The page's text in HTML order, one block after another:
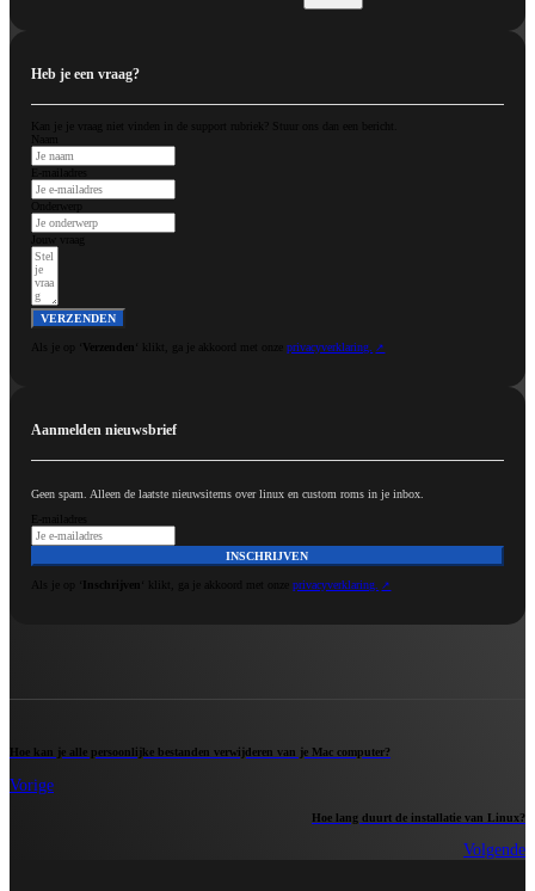
Heb je een vraag?
Kan je je vraag niet vinden in de support rubriek? Stuur ons dan een bericht.
Naam
E-mailadres
Jouw vraag
VERZENDEN
Als je op ‘ Verzenden ‘ klikt, ga je akkoord met onzeprivacyverklaring.
Aanmelden nieuwsbrief
Geen spam. Alleen de laatste nieuwsitems over linux en custom roms in je inbox.
E-mailadres
INSCHRIJVEN
Als je op ‘ Inschrijven ‘ klikt, ga je akkoord met onzeprivacyverklaring.
Vorige
Hoe kan je alle persoonlijke bestanden verwijderen van je Mac computer?
Volgende
Hoe lang duurt de installatie van Linux?